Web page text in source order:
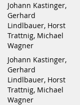
Johann Kastinger,
Gerhard
Lindlbauer, Horst
Trattnig, Michael
Wagner
Johann Kastinger,
Gerhard
Lindlbauer, Horst
Trattnig, Michael
Wagner